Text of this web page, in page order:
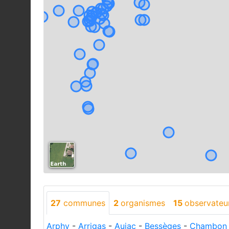
27 communes 2 organismes 15
Arphy - Arrigas - Aujac - Bessèges - Chambon